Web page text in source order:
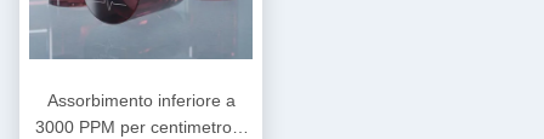
Assorbimento inferiore a
3000 PPM per centimetro a